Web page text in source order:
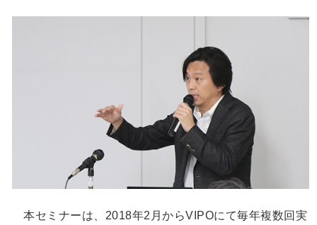
本セミナーは、2018年2月からVIPOにて毎年複数回実